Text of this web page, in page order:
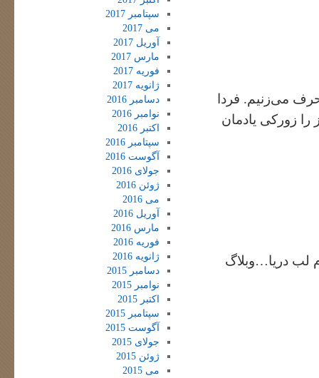
می‌زنیم. فردا
زورکی یادمان
دریا…وبلاگ
سپتامبر 2017
می 2017
آوریل 2017
مارس 2017
فوریه 2017
ژانویه 2017
دسامبر 2016
نوامبر 2016
اکتبر 2016
سپتامبر 2016
آگوست 2016
جولای 2016
ژوئن 2016
می 2016
آوریل 2016
مارس 2016
فوریه 2016
ژانویه 2016
دسامبر 2015
نوامبر 2015
اکتبر 2015
سپتامبر 2015
آگوست 2015
جولای 2015
ژوئن 2015
می 2015